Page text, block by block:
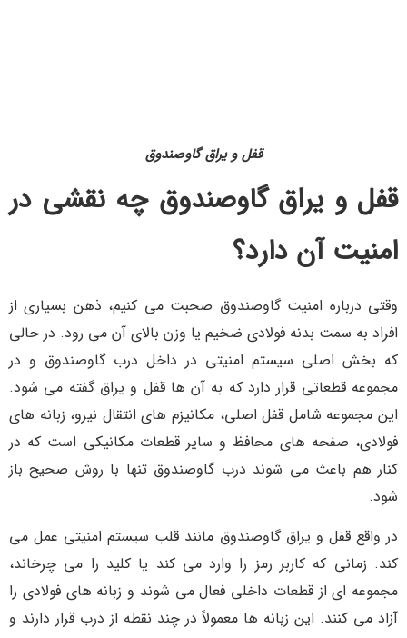
قفل و یراق گاوصندوق
قفل و یراق گاوصندوق چه نقشی در
امنیت آن دارد؟
وقتی درباره امنیت گاوصندوق صحبت می کنیم، ذهن بسیاری از
افراد به سمت بدنه فولادی ضخیم یا وزن بالای آن می رود. در حالی
که بخش اصلی سیستم امنیتی در داخل درب گاوصندوق و در
مجموعه قطعاتی قرار دارد که به آن ها قفل و یراق گفته می شود.
این مجموعه شامل قفل اصلی، مکانیزم های انتقال نیرو، زبانه های
فولادی، صفحه های محافظ و سایر قطعات مکانیکی است که در
کنار هم باعث می شوند درب گاوصندوق تنها با روش صحیح باز
شود.
در واقع قفل و یراق گاوصندوق مانند قلب سیستم امنیتی عمل می
کند. زمانی که کاربر رمز را وارد می کند یا کلید را می چرخاند،
مجموعه ای از قطعات داخلی فعال می شوند و زبانه های فولادی را
آزاد می کنند. این زبانه ها معمولاً در چند نقطه از درب قرار دارند و